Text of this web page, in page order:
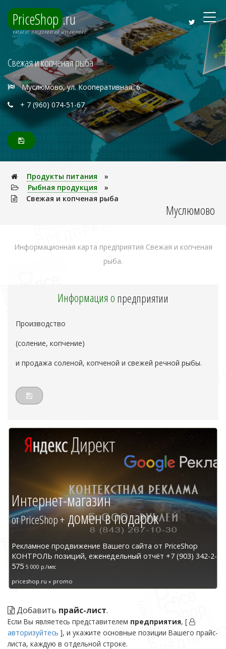
PriceShop .ru
КАТАЛОГ ПРЕДПРИЯТИЙ МУСЛЮМОВО
Свежая и копченая рыба
Муслюмово, ул. Кооперативная, 6
+ 7 (960) 074-51-67
Продукты питания
»
Рыбная продукция
»
Свежая и копченая рыба
Муслюмово
Информационная карта предприятия Свежая и копченая
рыба.
Информация опредприятии
Производство
(соление, копчение)
и продажа соленой, копченой и свежей речной рыбы.
Интернет-магазин
от PriceShop +домен в подарок
Рекламное продвижение Вашего сайта от PriceShop
КОНТРОЛЬ позиций, еженедельный отчёт +7 (903) 342-2-
575 5 000 р./мес
priceshop.ru » promo
Добавить прайс-лист.
Если Вы являетесь представителем предприятия, [
авторизуйтесь ], и укажите основные позиции Вашего прайс-
листа, каждую в отдельной строке.